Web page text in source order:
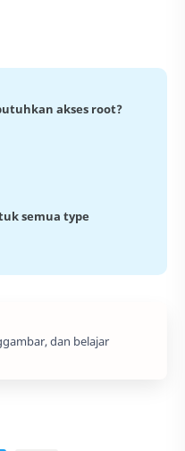
akses root?
semua type
dan belajar